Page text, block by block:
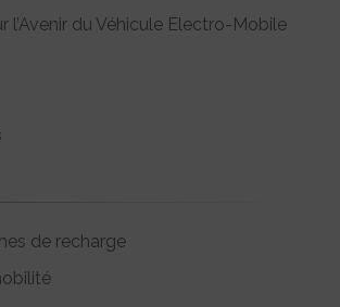
l’Avenir du Véhicule Electro-Mobile
de recharge